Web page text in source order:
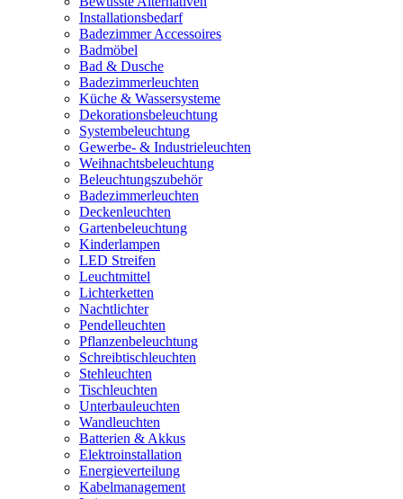
Installationsbedarf
Badezimmer Accessoires
Badmöbel
Bad & Dusche
Badezimmerleuchten
Küche & Wassersysteme
Dekorationsbeleuchtung
Systembeleuchtung
Gewerbe- & Industrieleuchten
Weihnachtsbeleuchtung
Beleuchtungszubehör
Badezimmerleuchten
Deckenleuchten
Gartenbeleuchtung
Kinderlampen
LED Streifen
Leuchtmittel
Lichterketten
Nachtlichter
Pendelleuchten
Pflanzenbeleuchtung
Schreibtischleuchten
Stehleuchten
Tischleuchten
Unterbauleuchten
Wandleuchten
Batterien & Akkus
Elektroinstallation
Energieverteilung
Kabelmanagement